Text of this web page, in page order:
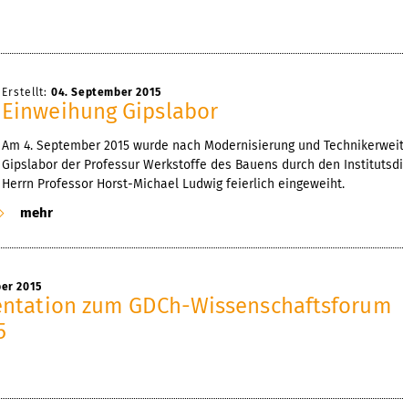
Erstellt: 04. September 2015
Einweihung Gipslabor
Am 4. September 2015 wurde nach Modernisierung und
Gipslabor der Professur Werkstoffe des Bauens durch den
Herrn Professor Horst-Michael Ludwig feierlich eingeweiht.
mehr
2015
zum GDCh-Wissenschaftsforum